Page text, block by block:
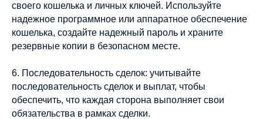
своего кошелька и личных ключей. Используйте
надежное программное или аппаратное обеспечение
кошелька, создайте надежный пароль и храните
резервные копии в безопасном месте.
6. Последовательность сделок: учитывайте
последовательность сделок и выплат, чтобы
обеспечить, что каждая сторона выполняет свои
обязательства в рамках сделки.